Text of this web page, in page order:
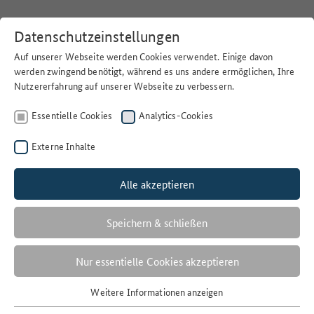
Filter
1 Ergebnisse
Anzahl der Ergebnisse:
Datenschutzeinstellungen
Auf unserer Webseite werden Cookies verwendet. Einige davon
werden zwingend benötigt, während es uns andere ermöglichen, Ihre
Nutzererfahrung auf unserer Webseite zu verbessern.
Essentielle Cookies Analytics-Cookies
Externe Inhalte
Alle akzeptieren
Speichern & schließen
Nur essentielle Cookies akzeptieren
Essentielle Cookies
Weitere Informationen anzeigen